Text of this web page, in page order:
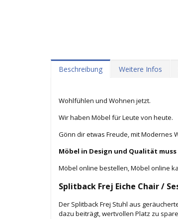
Beschreibung Weitere Infos
Wohlfühlen und Wohnen jetzt.
Wir haben Möbel für Leute von heute.
Gönn dir etwas Freude, mit Modernes
Möbel in Design und Qualität
Möbel online bestellen, Möbel online
Splitback Frej Eiche Chair /
Der Splitback Frej Stuhl aus
dazu beiträgt, wertvollen Platz zu